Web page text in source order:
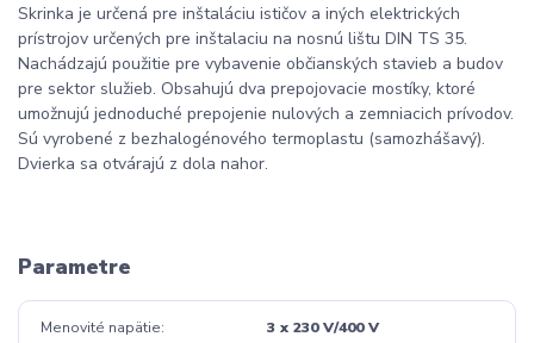
Skrinka je určená pre inštaláciu ističov a iných elektrických
prístrojov určených pre inštalaciu na nosnú lištu DIN TS 35.
Nachádzajú použitie pre vybavenie občianských stavieb a budov
pre sektor služieb. Obsahujú dva prepojovacie mostíky, ktoré
umožnujú jednoduché prepojenie nulových a zemniacich prívodov.
Sú vyrobené z bezhalogénového termoplastu (samozhášavý).
Dvierka sa otvárajú z dola nahor.
Parametre
Menovité napätie 3 x 230 V/400 V